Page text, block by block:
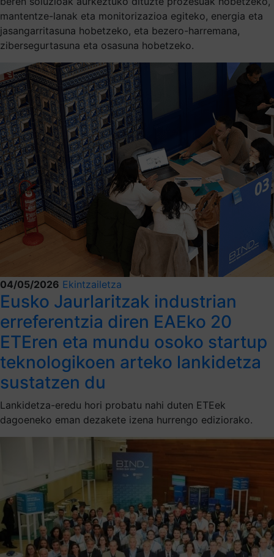
mantentze-lanak eta monitorizazioa egiteko, energia eta
jasangarritasuna hobetzeko, eta bezero-harremana,
zibersegurtasuna eta osasuna hobetzeko.
04/05/2026 Ekintzailetza
Eusko Jaurlaritzak industrian
erreferentzia diren EAEko 20
ETEren eta mundu osoko startup
teknologikoen arteko lankidetza
sustatzen du
Lankidetza-eredu hori probatu nahi duten ETEek
dagoeneko eman dezakete izena hurrengo ediziorako.